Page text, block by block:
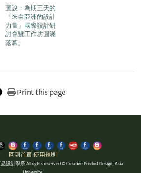
圖說：為期三天的
「來自亞洲的設計
力量」國際設計研
討會暨工作坊圓滿
落幕。
Print this page
回到首頁 使用規則
計學系 All rights reserved © Creative Product Design, Asia